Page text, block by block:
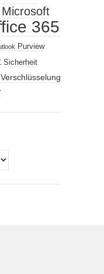
Microsoft
365
Purview
Sicherheit
Verschlüsselung